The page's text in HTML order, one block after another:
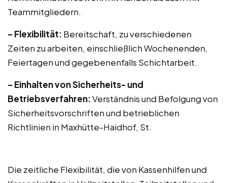
Teammitgliedern.
– Flexibilität: Bereitschaft, zu verschiedenen
Zeiten zu arbeiten, einschließlich Wochenenden,
Feiertagen und gegebenenfalls Schichtarbeit.
– Einhalten von Sicherheits- und
Betriebsverfahren:Verständnis und Befolgung von
Sicherheitsvorschriften und betrieblichen
Richtlinien in Maxhütte-Haidhof, St.
Die zeitliche Flexibilität, die von Kassenhilfen und